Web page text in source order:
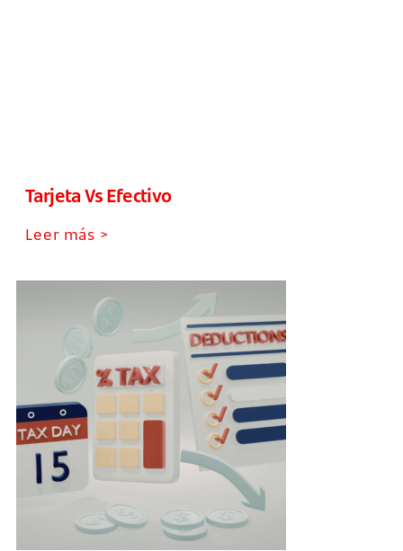
Tarjeta Vs Efectivo
Leer más >